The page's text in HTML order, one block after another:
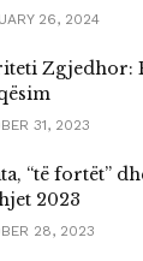
26, 2024
Zgjedhor:
31, 2023
“të fortët”
2023
28, 2023